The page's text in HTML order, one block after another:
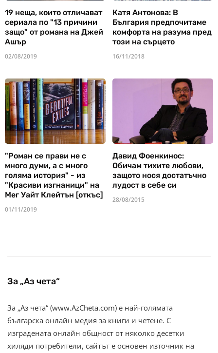
19 неща, които отличават
сериала по "13 причини
защо" от романа на Джей
Ашър
02/08/2019
Катя Антонова: В
България предпочитаме
комфорта на разума пред
този на сърцето
16/11/2018
"Роман се прави не с
много думи, а с много
голяма история" - из
"Красиви изгнаници" на
Мег Уайт Клейтън [откъс]
01/11/2019
Давид Фоенкинос:
Обичам тихите любови,
защото нося достатъчно
лудост в себе си
28/08/2015
За „Аз чета“
За „Аз чета“ (www.AzCheta.com) е най-голямата
българска онлайн медия за книги и четене. С
изградената онлайн общност от няколко десетки
хиляди потребители, сайтът е основен източник на